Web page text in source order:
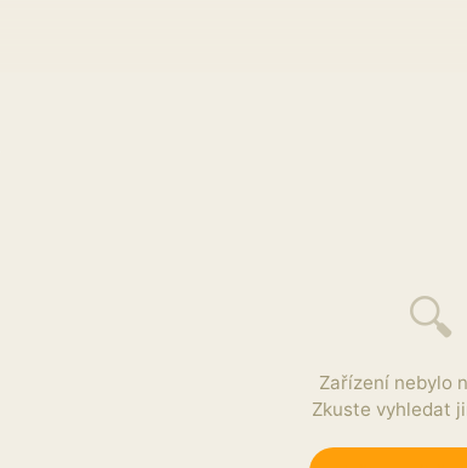
🔍
Zařízení nebylo
Zkuste vyhledat